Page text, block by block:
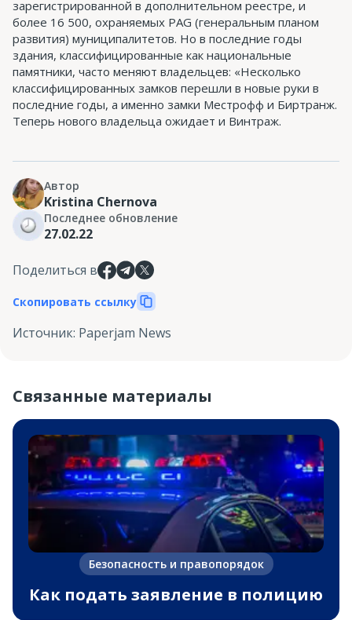
зарегистрированной в дополнительном реестре, и
более 16 500, охраняемых PAG (генеральным планом
развития) муниципалитетов. Но в последние годы
здания, классифицированные как национальные
памятники, часто меняют владельцев: «Несколько
классифицированных замков перешли в новые руки в
последние годы, а именно замки Местрофф и Биртранж.
Теперь нового владельца ожидает и Винтраж.
Автор
Kristina Chernova
Последнее обновление
27.02.22
Поделиться в
Скопировать ссылку
Источник: Paperjam News
Связанные материалы
Безопасность и правопорядок
Как подать заявление в полицию